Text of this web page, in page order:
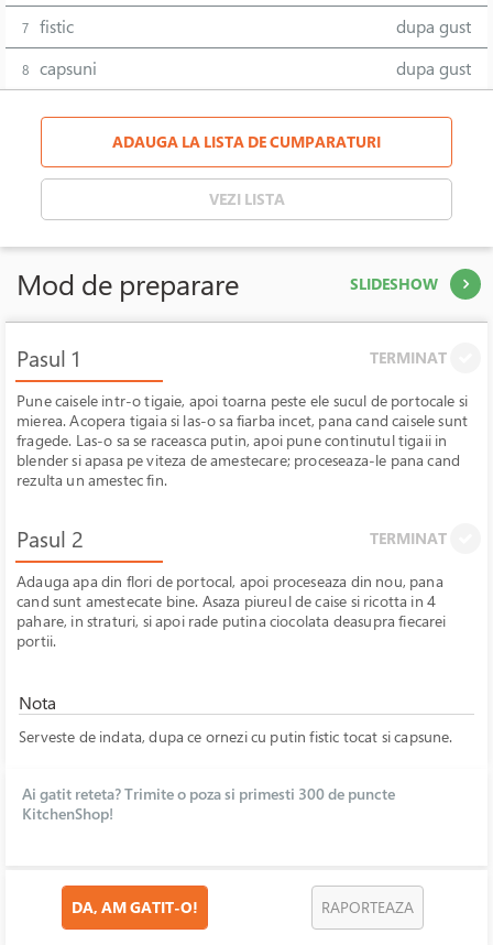
7 fistic dupa gust
8 capsuni dupa gust
ADAUGA LA LISTA DE CUMPARATURI
VEZI LISTA
Mod de preparare SLIDESHOW
Pasul 1 TERMINAT
Pune caisele intr-o tigaie, apoi toarna peste ele sucul de portocale si
mierea. Acopera tigaia si las-o sa fiarba incet, pana cand caisele sunt
fragede. Las-o sa se raceasca putin, apoi pune continutul tigaii in
blender si apasa pe viteza de amestecare; proceseaza-le pana cand
rezulta un amestec fin.
Pasul 2 TERMINAT
Adauga apa din flori de portocal, apoi proceseaza din nou, pana
cand sunt amestecate bine. Asaza piureul de caise si ricotta in 4
pahare, in straturi, si apoi rade putina ciocolata deasupra fiecarei
portii.
Nota
Serveste de indata, dupa ce ornezi cu putin fistic tocat si capsune.
Ai gatit reteta? Trimite o poza si primesti 300 de puncte
KitchenShop!
DA, AM GATIT-O! RAPORTEAZA